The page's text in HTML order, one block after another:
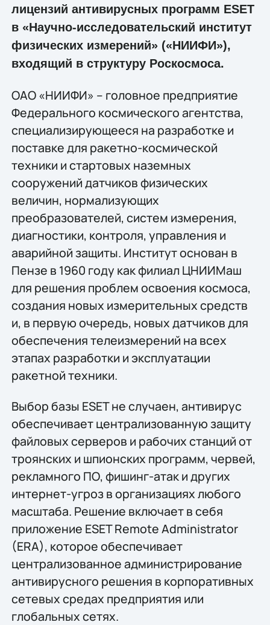
лицензий антивирусных программ ESET
в «Научно-исследовательский институт
физических измерений» («НИИФИ»),
входящий в структуру Роскосмоса.
ОАО «НИИФИ» – головное предприятие
Федерального космического агентства,
специализирующееся на разработке и
поставке для ракетно-космической
техники и стартовых наземных
сооружений датчиков физических
величин, нормализующих
преобразователей, систем измерения,
диагностики, контроля, управления и
аварийной защиты. Институт основан в
Пензе в 1960 году как филиал ЦНИИМаш
для решения проблем освоения космоса,
создания новых измерительных средств
и, в первую очередь, новых датчиков для
обеспечения телеизмерений на всех
этапах разработки и эксплуатации
ракетной техники.
Выбор базы ESET не случаен, антивирус
обеспечивает централизованную защиту
файловых серверов и рабочих станций от
троянских и шпионских программ, червей,
рекламного ПО, фишинг-атак и других
интернет-угроз в организациях любого
масштаба. Решение включает в себя
приложение ESET Remote Administrator
(ERA), которое обеспечивает
централизованное администрирование
антивирусного решения в корпоративных
сетевых средах предприятия или
глобальных сетях.